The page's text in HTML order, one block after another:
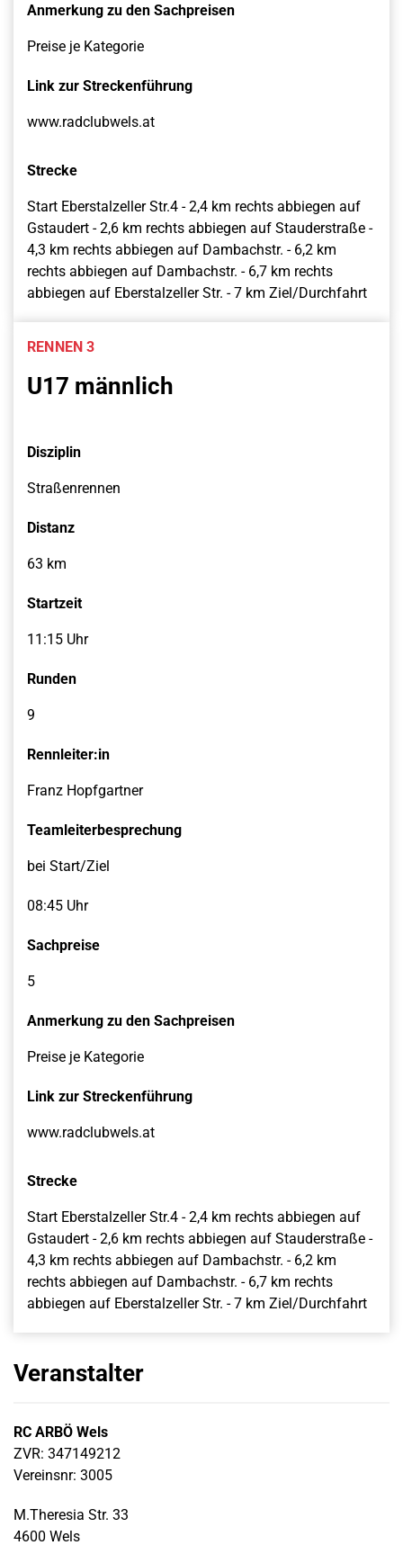
Anmerkung zu den Sachpreisen
Preise je Kategorie
Link zur Streckenführung
www.radclubwels.at
Strecke
Start Eberstalzeller Str.4 - 2,4 km rechts abbiegen auf
Gstaudert - 2,6 km rechts abbiegen auf Stauderstraße -
4,3 km rechts abbiegen auf Dambachstr. - 6,2 km
rechts abbiegen auf Dambachstr. - 6,7 km rechts
abbiegen auf Eberstalzeller Str. - 7 km Ziel/Durchfahrt
RENNEN 3
U17 männlich
Disziplin
Straßenrennen
Distanz
63 km
Startzeit
11:15 Uhr
Runden
9
Rennleiter:in
Franz Hopfgartner
Teamleiterbesprechung
bei Start/Ziel
08:45 Uhr
Sachpreise
5
Anmerkung zu den Sachpreisen
Preise je Kategorie
Link zur Streckenführung
www.radclubwels.at
Strecke
Start Eberstalzeller Str.4 - 2,4 km rechts abbiegen auf
Gstaudert - 2,6 km rechts abbiegen auf Stauderstraße -
4,3 km rechts abbiegen auf Dambachstr. - 6,2 km
rechts abbiegen auf Dambachstr. - 6,7 km rechts
abbiegen auf Eberstalzeller Str. - 7 km Ziel/Durchfahrt
Veranstalter
RC ARBÖ Wels
ZVR: 347149212
Vereinsnr: 3005
M.Theresia Str. 33
4600 Wels